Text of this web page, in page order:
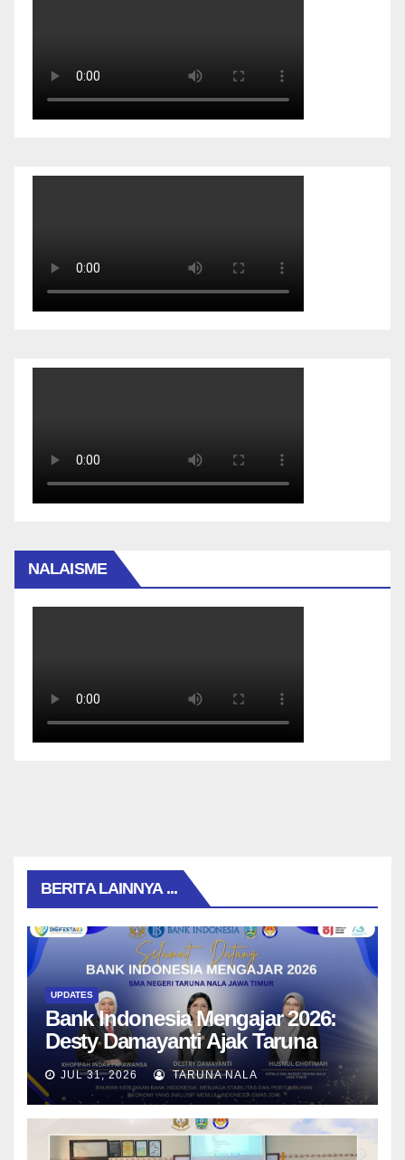
NALAISME
BERITA LAINNYA ...
UPDATES
Bank Indonesia Mengajar 2026:
Desty Damayanti Ajak Taruna
SMAN Taruna Nala Jawa Timur
Menjadi Generasi Pemimpin
Berwawasan Global
JUL 31, 2026 TARUNA NALA